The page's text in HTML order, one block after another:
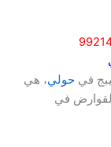
في حولي، هي
في